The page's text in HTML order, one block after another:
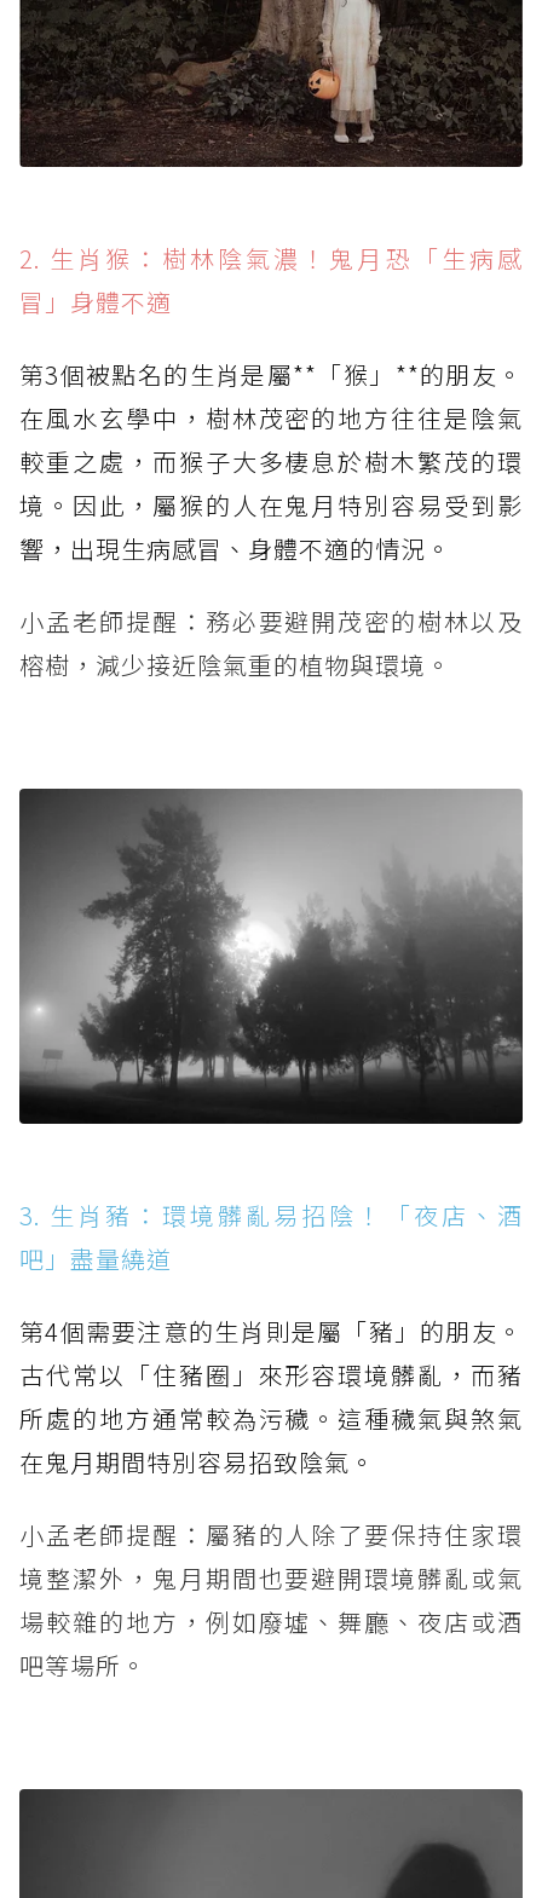
2. 生肖猴：樹林陰氣濃！鬼月恐「生病感
冒」身體不適
第3個被點名的生肖是屬**「猴」**的朋友。
在風水玄學中，樹林茂密的地方往往是陰氣
較重之處，而猴子大多棲息於樹木繁茂的環
境。因此，屬猴的人在鬼月特別容易受到影
響，出現生病感冒、身體不適的情況。
小孟老師提醒：務必要避開茂密的樹林以及
榕樹，減少接近陰氣重的植物與環境。
3. 生肖豬：環境髒亂易招陰！「夜店、酒
吧」盡量繞道
第4個需要注意的生肖則是屬「豬」的朋友。
古代常以「住豬圈」來形容環境髒亂，而豬
所處的地方通常較為污穢。這種穢氣與煞氣
在鬼月期間特別容易招致陰氣。
小孟老師提醒：屬豬的人除了要保持住家環
境整潔外，鬼月期間也要避開環境髒亂或氣
場較雜的地方，例如廢墟、舞廳、夜店或酒
吧等場所。